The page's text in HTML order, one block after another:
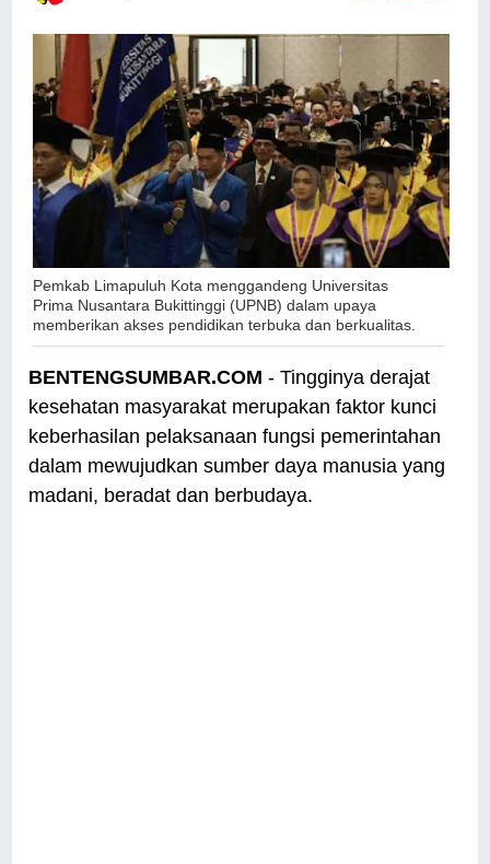
Pemkab Limapuluh Kota menggandeng Universitas
Prima Nusantara Bukittinggi (UPNB) dalam upaya
memberikan akses pendidikan terbuka dan berkualitas.
BENTENGSUMBAR.COM - Tingginya derajat
kesehatan masyarakat merupakan faktor kunci
keberhasilan pelaksanaan fungsi pemerintahan
dalam mewujudkan sumber daya manusia yang
madani, beradat dan berbudaya.